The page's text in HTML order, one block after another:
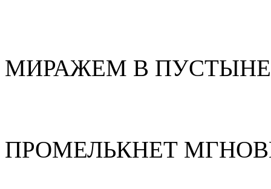
МИРАЖЕМ В
ПРОМЕЛЬКНЕТ